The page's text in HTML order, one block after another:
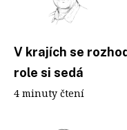
V krajích se
role si sedá
4 minuty čtení